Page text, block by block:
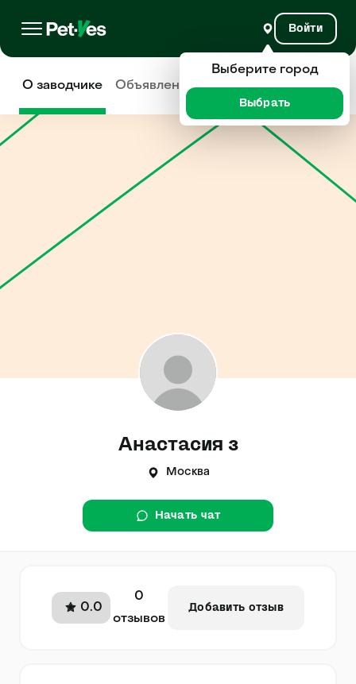
Войти
О заводчике Объявления Отзывы
Анастасия з
Москва
Начать чат
0.0
0
отзывов
Добавить отзыв
Выберите город
Выбрать